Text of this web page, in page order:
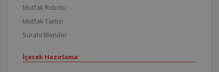
Mutfak Robotu
Mutfak Tartısı
Sürahi Blender
İçecek Hazırlama